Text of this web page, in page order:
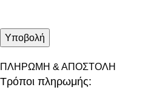
ΠΛΗΡΩΜΗ & ΑΠΟΣΤΟΛΗ
Τρόποι πληρωμής: